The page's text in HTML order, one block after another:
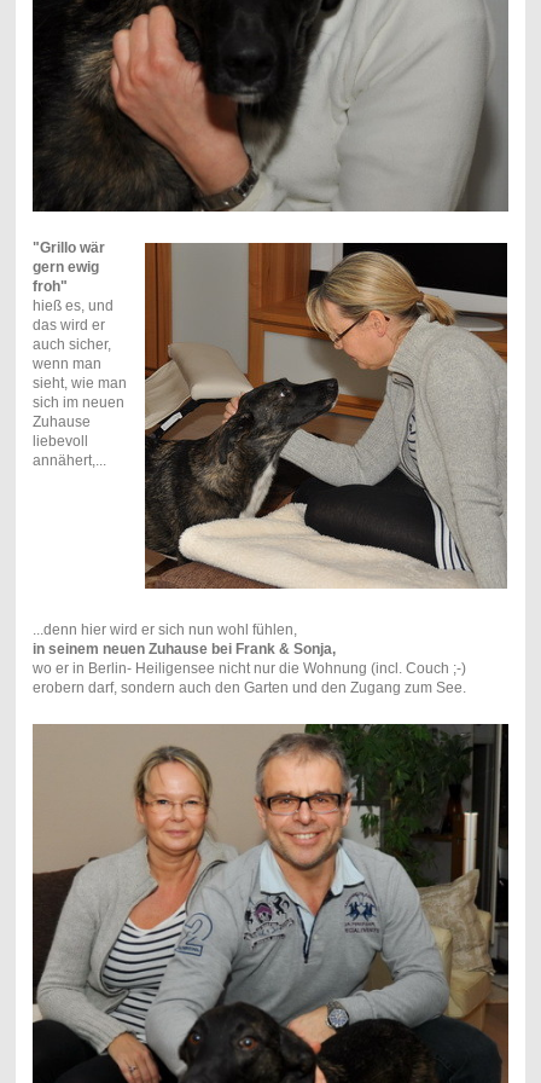
"Grillo wär
gern ewig
froh"
hieß es, und
das wird er
auch sicher,
wenn man
sieht, wie man
sich im neuen
Zuhause
liebevoll
annähert,...
...denn hier wird er sich nun wohl fühlen,
in seinem neuen Zuhause bei Frank & Sonja,
wo er in Berlin- Heiligensee nicht nur die Wohnung (incl. Couch ;-)
erobern darf, sondern auch den Garten und den Zugang zum See.